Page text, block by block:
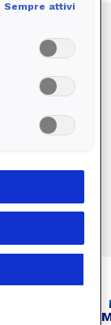
prezzo
Gas è la
Edison a
Sempre attivi